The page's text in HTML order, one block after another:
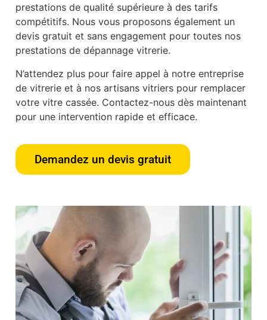
prestations de qualité supérieure à des tarifs
compétitifs. Nous vous proposons également un
devis gratuit et sans engagement pour toutes nos
prestations de dépannage vitrerie.
N’attendez plus pour faire appel à notre entreprise
de vitrerie et à nos artisans vitriers pour remplacer
votre vitre cassée. Contactez-nous dès maintenant
pour une intervention rapide et efficace.
Demandez un devis gratuit